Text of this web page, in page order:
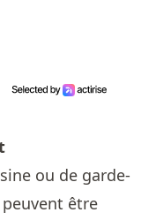
ou de garde-
être